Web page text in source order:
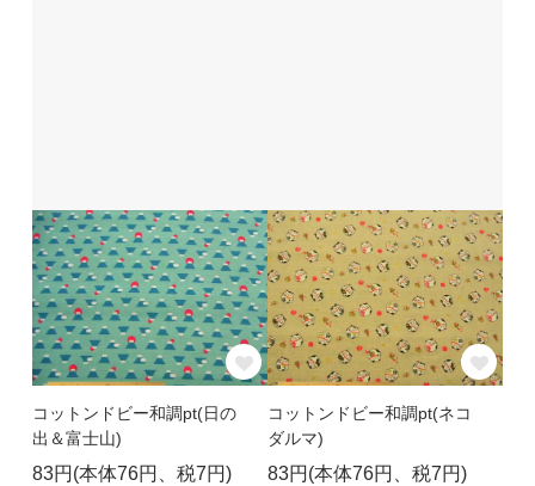
コットンドビー和調pt(日の
出＆富士山)
83円(本体76円、税7円)
コットンドビー和調pt(ネコ
ダルマ)
83円(本体76円、税7円)